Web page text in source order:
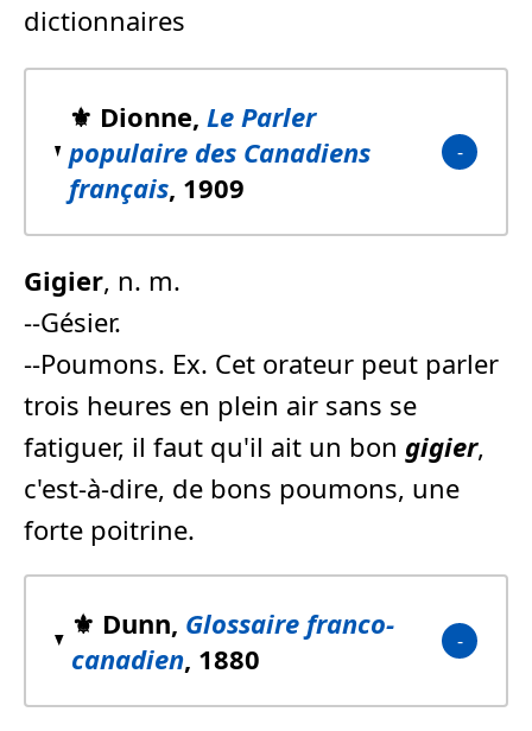
dictionnaires
⚜️ Dionne, Le Parler
populaire des Canadiens
français, 1909
Gigier, n. m.
--Gésier.
--Poumons. Ex. Cet orateur peut parler
trois heures en plein air sans se
fatiguer, il faut qu'il ait un bon gigier,
c'est-à-dire, de bons poumons, une
forte poitrine.
⚜️ Dunn, Glossaire franco-
canadien, 1880